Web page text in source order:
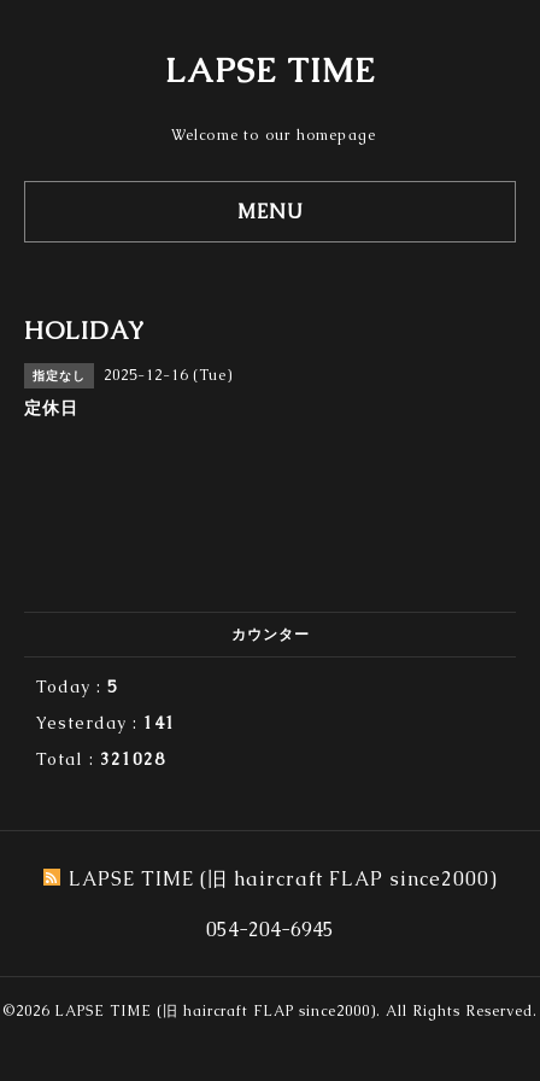
LAPSE TIME
Welcome to our homepage
MENU
HOLIDAY
指定なし 2025-12-16 (Tue)
定休日
カウンター
Today : 5
Yesterday : 141
Total : 321028
LAPSE TIME (旧 haircraft FLAP since2000)
054-204-6945
©2026 LAPSE TIME (旧 haircraft FLAP since2000). All Rights Reserved.